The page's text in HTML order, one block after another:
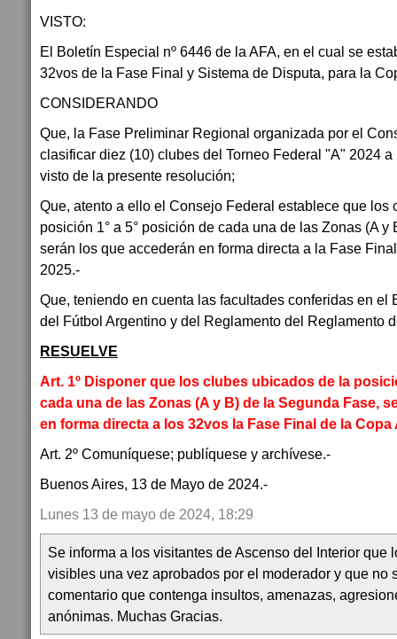
VISTO:
El Boletín Especial nº 6446 de la AFA, en el cual se
32vos de la Fase Final y Sistema de Disputa, para la
CONSIDERANDO
Que, la Fase Preliminar Regional organizada por el
clasificar diez (10) clubes del Torneo Federal "A" 2024
visto de la presente resolución;
Que, atento a ello el Consejo Federal establece que los
posición 1° a 5° posición de cada una de las Zonas (A y
serán los que accederán en forma directa a la Fase
2025.-
Que, teniendo en cuenta las facultades conferidas en el
del Fútbol Argentino y del Reglamento del Reglamento
RESUELVE
Art. 1º Disponer que los clubes ubicados de la
cada una de las Zonas (A y B) de la Segunda Fase,
en forma directa a los 32vos la Fase Final de la Copa
Art. 2º Comuníquese; publíquese y archívese.-
Buenos Aires, 13 de Mayo de 2024.-
Lunes 13 de mayo de 2024, 18:29
Se informa a los visitantes de Ascenso del Interior que
visibles una vez aprobados por el moderador y que no
comentario que contenga insultos, amenazas,
anónimas. Muchas Gracias.